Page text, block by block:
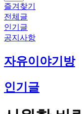
즐겨찾기
전체글
인기글
공지사항
자유이야기방
인기글